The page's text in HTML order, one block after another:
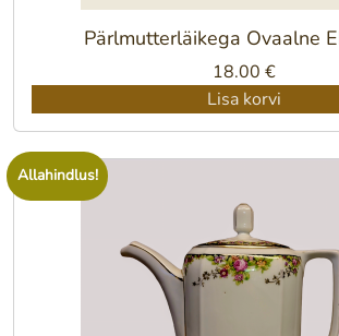
Pärlmutterläikega Ovaalne
18.00 €
Lisa korvi
Allahindlus!